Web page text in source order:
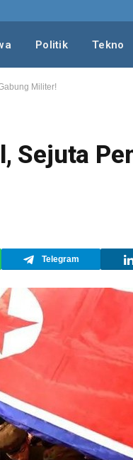
Politik Tekno
Militer!
Sejuta
Telegram